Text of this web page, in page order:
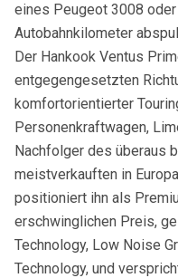
eines Peugeot 3008
Autobahnkilometer
Der Hankook Ventus
entgegengesetzten
komfortorientierter
Personenkraftwagen,
Nachfolger des überaus
meistverkauften in
positioniert ihn als
erschwinglichen Preis,
Technology, Low Noise
Technology, und